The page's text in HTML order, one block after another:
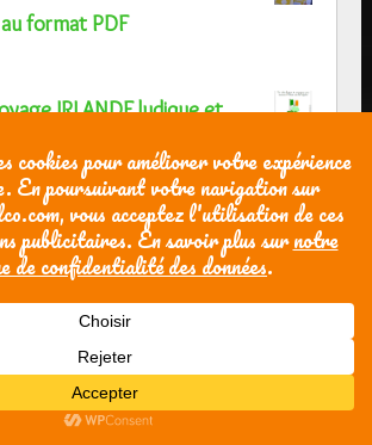
format PDF
IRLANDE ludique et
PDF
et merci Maître
faire remplir par les enfants
Maîtresse et super Maître